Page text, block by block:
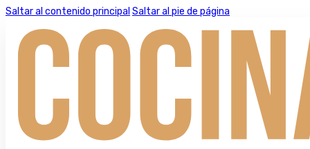
Saltar al contenido principal Saltar al pie de página